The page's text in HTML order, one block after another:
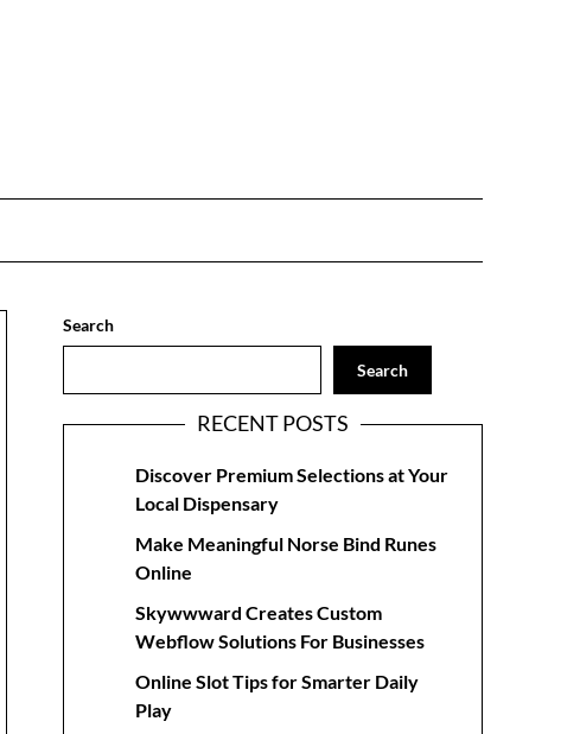
Search
Search
RECENT POSTS
Discover Premium Selections at Your
Local Dispensary
Make Meaningful Norse Bind Runes
Online
Skywwward Creates Custom
Webflow Solutions For Businesses
Online Slot Tips for Smarter Daily
Play